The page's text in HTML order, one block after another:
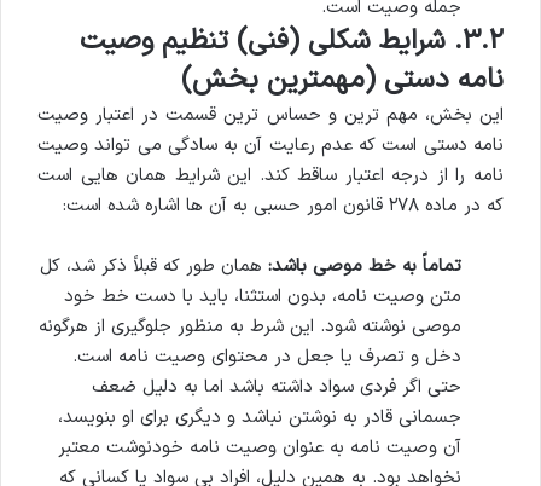
جمله وصیت است.
۳.۲. شرایط شکلی (فنی) تنظیم وصیت
نامه دستی (مهمترین بخش)
این بخش، مهم ترین و حساس ترین قسمت در اعتبار وصیت
نامه دستی است که عدم رعایت آن به سادگی می تواند وصیت
نامه را از درجه اعتبار ساقط کند. این شرایط همان هایی است
که در ماده ۲۷۸ قانون امور حسبی به آن ها اشاره شده است:
تماماً به خط موصی باشد: همان طور که قبلاً ذکر شد، کل
متن وصیت نامه، بدون استثنا، باید با دست خط خود
موصی نوشته شود. این شرط به منظور جلوگیری از هرگونه
دخل و تصرف یا جعل در محتوای وصیت نامه است.
حتی اگر فردی سواد داشته باشد اما به دلیل ضعف
جسمانی قادر به نوشتن نباشد و دیگری برای او بنویسد،
آن وصیت نامه به عنوان وصیت نامه خودنوشت معتبر
نخواهد بود. به همین دلیل، افراد بی سواد یا کسانی که